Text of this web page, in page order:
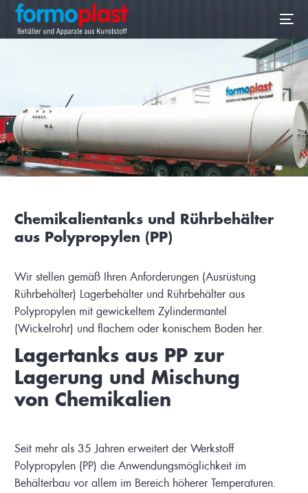
Chemikalientanks und Rührbehälter
aus Polypropylen (PP)
Wir stellen gemäß Ihren Anforderungen (Ausrüstung
Rührbehälter) Lagerbehälter und Rührbehälter aus
Polypropylen mit gewickeltem Zylindermantel
(Wickelrohr) und flachem oder konischem Boden her.
Lagertanks aus PP zur
Lagerung und Mischung
von Chemikalien
Seit mehr als 35 Jahren erweitert der Werkstoff
Polypropylen (PP) die Anwendungsmöglichkeit im
Behälterbau vor allem im Bereich höherer Temperaturen.